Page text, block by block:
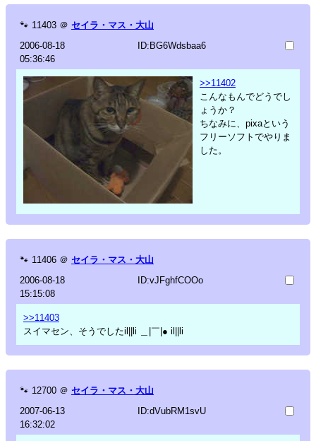
🐾 11403 ＠ セイラ・マス・大山
2006-08-18
05:36:46
ID:BG6Wdsbaa6
>>11402
こんなもんでどうでし
ょうか？
ちなみに、pixaという
フリーソフトでやりま
した。
🐾 11406 ＠ セイラ・マス・大山
2006-08-18
15:15:08
ID:vJFghfCOOo
>>11403
スイマセン、そうでしたil||li ＿|￣|● il||li
🐾 12700 ＠ セイラ・マス・大山
2007-06-13
16:32:02
ID:dVubRM1svU